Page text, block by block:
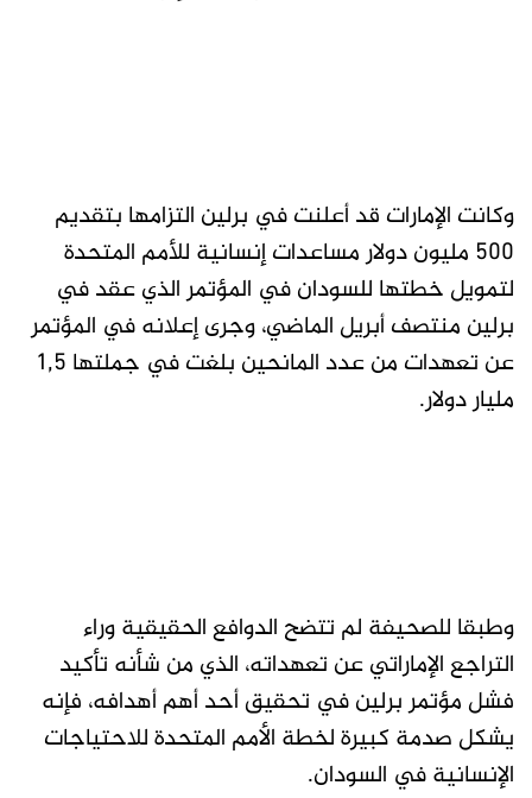
وكانت الإمارات قد أعلنت في برلين التزامها بتقديم
500 مليون دولار مساعدات إنسانية للأمم المتحدة
لتمويل خطتها للسودان في المؤتمر الذي عقد في
برلين منتصف أبريل الماضي، وجرى إعلانه في المؤتمر
عن تعهدات من عدد المانحين بلغت في جملتها 1,5
مليار دولار.
وطبقا للصحيفة لم تتضح الدوافع الحقيقية وراء
التراجع الإماراتي عن تعهداته، الذي من شأنه تأكيد
فشل مؤتمر برلين في تحقيق أحد أهم أهدافه، فإنه
يشكل صدمة كبيرة لخطة الأمم المتحدة للاحتياجات
الإنسانية في السودان.